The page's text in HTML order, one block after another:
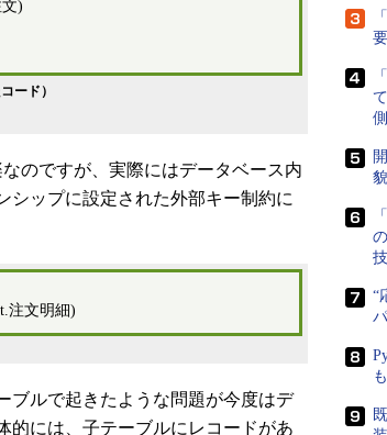
文)
ード）
のですが、実際にはデータベース内
シップに設定された外部キー制約に
注文明細)
ルで起きたような問題が今度はデ
的には、子テーブルにレコードがあ
“